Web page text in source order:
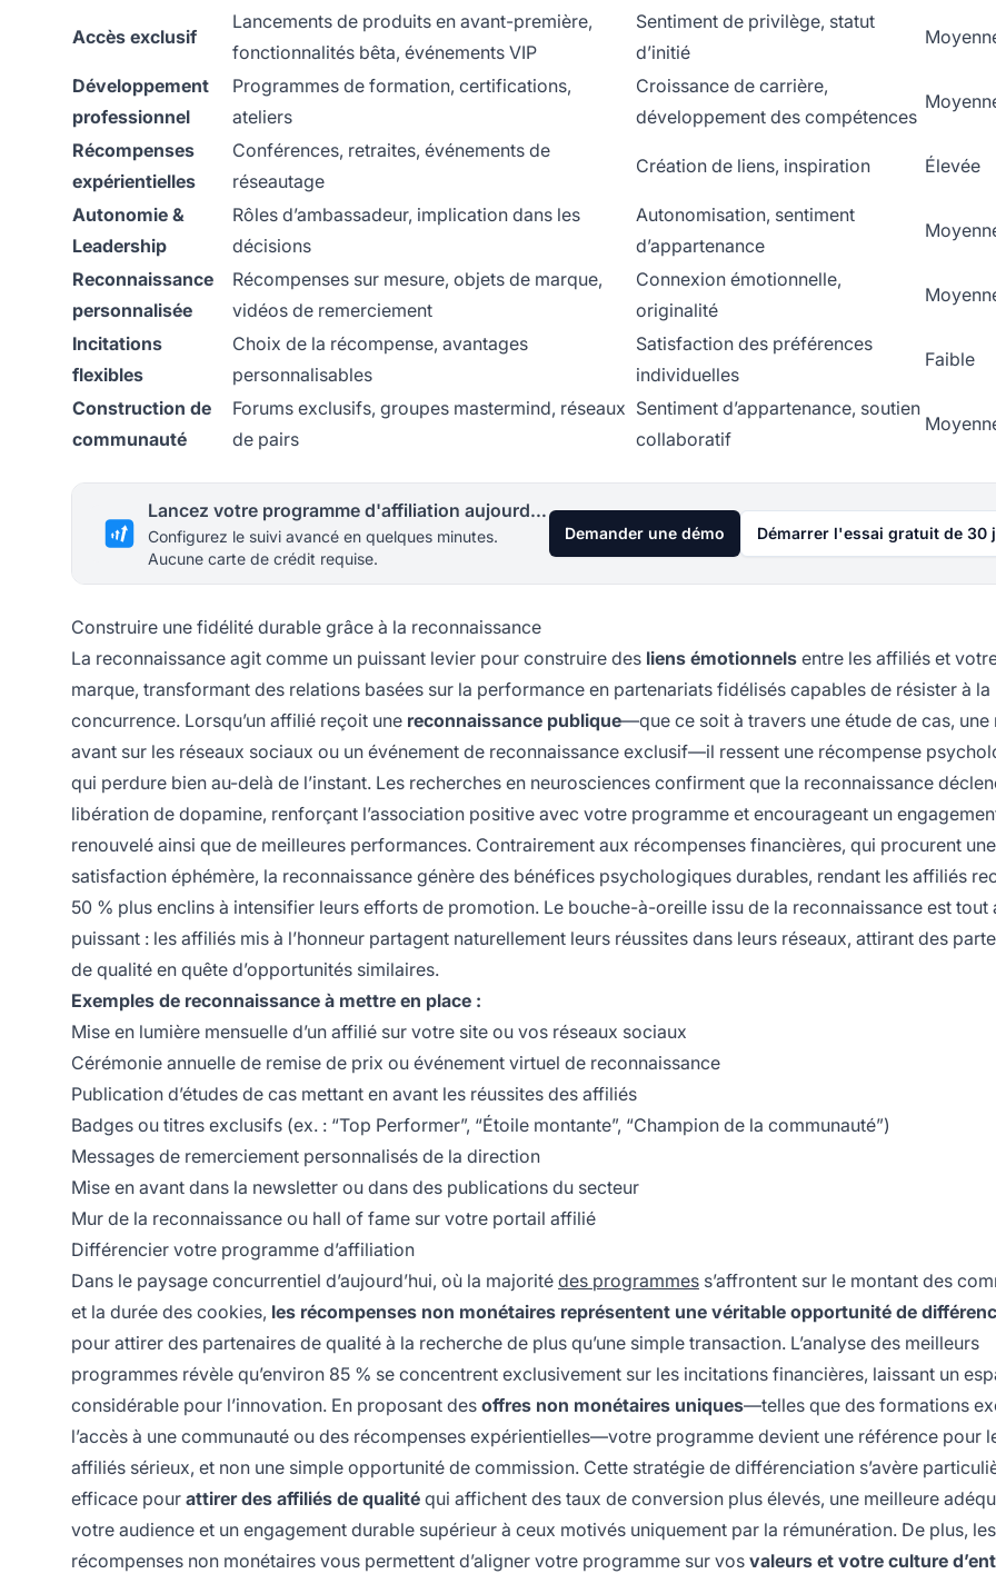
Accès exclusif
Lancements de produits en avant-première,
fonctionnalités bêta, événements VIP
Sentiment de privilège, statut
d’initié
Développement
professionnel
Programmes de formation, certifications,
ateliers
Croissance de carrière,
développement des compétences
Récompenses
expérientielles
Conférences, retraites, événements de
réseautage
Création de liens, inspiration Élevée
Autonomie &
Leadership
Rôles d’ambassadeur, implication dans les
décisions
Autonomisation, sentiment
d’appartenance
Reconnaissance
personnalisée
Récompenses sur mesure, objets de marque,
vidéos de remerciement
Connexion émotionnelle,
originalité
Incitations
flexibles
Choix de la récompense, avantages
personnalisables
Satisfaction des préférences
individuelles
Faible
Construction de
communauté
Forums exclusifs, groupes mastermind, réseaux
de pairs
Sentiment d’appartenance, soutien
collaboratif
Lancez votre programme d'affiliation aujourd'hui
Configurez le suivi avancé en quelques minutes.
Aucune carte de crédit requise.
Demander une démo Démarrer l'essai gratuit de 30
Construire une fidélité durable grâce à la reconnaissance
La reconnaissance agit comme un puissant levier pour construire des liens émotionnels entre les affiliés et
marque, transformant des relations basées sur la performance en partenariats fidélisés capables de résister à la
concurrence. Lorsqu’un affilié reçoit une reconnaissance publique—que ce soit à travers une étude de cas, une
avant sur les réseaux sociaux ou un événement de reconnaissance exclusif—il ressent une récompense
qui perdure bien au-delà de l’instant. Les recherches en neurosciences confirment que la reconnaissance
libération de dopamine, renforçant l’association positive avec votre programme et encourageant un
renouvelé ainsi que de meilleures performances. Contrairement aux récompenses financières, qui procurent une
satisfaction éphémère, la reconnaissance génère des bénéfices psychologiques durables, rendant les affiliés
50 % plus enclins à intensifier leurs efforts de promotion. Le bouche-à-oreille issu de la reconnaissance est tout
puissant : les affiliés mis à l’honneur partagent naturellement leurs réussites dans leurs réseaux, attirant des
de qualité en quête d’opportunités similaires.
Exemples de reconnaissance à mettre en place :
Mise en lumière mensuelle d’un affilié sur votre site ou vos réseaux sociaux
Cérémonie annuelle de remise de prix ou événement virtuel de reconnaissance
Publication d’études de cas mettant en avant les réussites des affiliés
Badges ou titres exclusifs (ex. : “Top Performer”, “Étoile montante”, “Champion de la communauté”)
Messages de remerciement personnalisés de la direction
Mise en avant dans la newsletter ou dans des publications du secteur
Mur de la reconnaissance ou hall of fame sur votre portail affilié
Différencier votre programme d’affiliation
Dans le paysage concurrentiel d’aujourd’hui, où la majorité des programmes s’affrontent sur le montant des
et la durée des cookies, les récompenses non monétaires représentent une véritable opportunité de
pour attirer des partenaires de qualité à la recherche de plus qu’une simple transaction. L’analyse des meilleurs
programmes révèle qu’environ 85 % se concentrent exclusivement sur les incitations financières, laissant un
considérable pour l’innovation. En proposant des offres non monétaires uniques—telles que des formations
l’accès à une communauté ou des récompenses expérientielles—votre programme devient une référence pour
affiliés sérieux, et non une simple opportunité de commission. Cette stratégie de différenciation s’avère
efficace pour attirer des affiliés de qualité qui affichent des taux de conversion plus élevés, une meilleure
votre audience et un engagement durable supérieur à ceux motivés uniquement par la rémunération. De plus, les
récompenses non monétaires vous permettent d’aligner votre programme sur vos valeurs et votre culture